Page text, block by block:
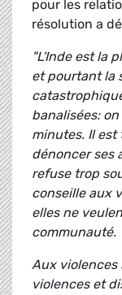
pour les
résolution a
"L'Inde est la
et pourtant la
banalisées:
minutes. Il est
dénoncer ses
refuse trop
conseille aux
elles ne
communauté.
Aux violences
violences et